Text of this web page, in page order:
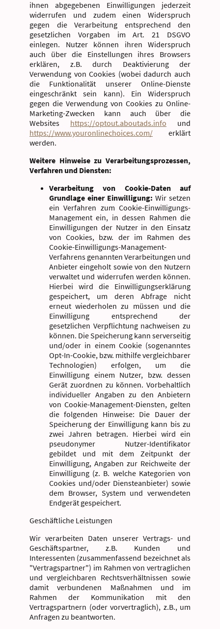
ihnen abgegebenen Einwilligungen jederzeit
widerrufen und zudem einen Widerspruch
gegen die Verarbeitung entsprechend den
gesetzlichen Vorgaben im Art. 21 DSGVO
einlegen. Nutzer können ihren Widerspruch
auch über die Einstellungen ihres Browsers
erklären, z.B. durch Deaktivierung der
Verwendung von Cookies (wobei dadurch auch
die Funktionalität unserer Online-Dienste
eingeschränkt sein kann). Ein Widerspruch
gegen die Verwendung von Cookies zu Online-
Marketing-Zwecken kann auch über die
Websites https://optout.aboutads.info und
https://www.youronlinechoices.com/ erklärt
werden.
Weitere Hinweise zu Verarbeitungsprozessen,
Verfahren und Diensten:
Verarbeitung von Cookie-Daten auf
Grundlage einer Einwilligung: Wir setzen
ein Verfahren zum Cookie-Einwilligungs-
Management ein, in dessen Rahmen die
Einwilligungen der Nutzer in den Einsatz
von Cookies, bzw. der im Rahmen des
Cookie-Einwilligungs-Management-
Verfahrens genannten Verarbeitungen und
Anbieter eingeholt sowie von den Nutzern
verwaltet und widerrufen werden können.
Hierbei wird die Einwilligungserklärung
gespeichert, um deren Abfrage nicht
erneut wiederholen zu müssen und die
Einwilligung entsprechend der
gesetzlichen Verpflichtung nachweisen zu
können. Die Speicherung kann serverseitig
und/oder in einem Cookie (sogenanntes
Opt-In-Cookie, bzw. mithilfe vergleichbarer
Technologien) erfolgen, um die
Einwilligung einem Nutzer, bzw. dessen
Gerät zuordnen zu können. Vorbehaltlich
individueller Angaben zu den Anbietern
von Cookie-Management-Diensten, gelten
die folgenden Hinweise: Die Dauer der
Speicherung der Einwilligung kann bis zu
zwei Jahren betragen. Hierbei wird ein
pseudonymer Nutzer-Identifikator
gebildet und mit dem Zeitpunkt der
Einwilligung, Angaben zur Reichweite der
Einwilligung (z. B. welche Kategorien von
Cookies und/oder Diensteanbieter) sowie
dem Browser, System und verwendeten
Endgerät gespeichert.
Geschäftliche Leistungen
Wir verarbeiten Daten unserer Vertrags- und
Geschäftspartner, z.B. Kunden und
Interessenten (zusammenfassend bezeichnet als
"Vertragspartner") im Rahmen von vertraglichen
und vergleichbaren Rechtsverhältnissen sowie
damit verbundenen Maßnahmen und im
Rahmen der Kommunikation mit den
Vertragspartnern (oder vorvertraglich), z.B., um
Anfragen zu beantworten.